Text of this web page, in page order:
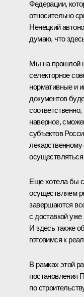
Федерации,
относительно
Ненецкий
думаю, что
Мы на прошлой
селекторное
нормативные и
документов
наверное,
субъектов
осуществляться
Еще хотела бы
осуществляем
завершаются
с доставкой
И здесь также
готовимся к
В рамках этой
постановления
по